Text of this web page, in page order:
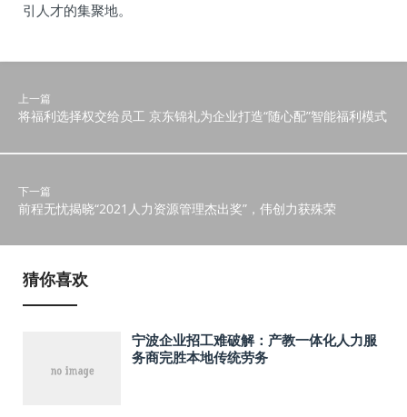
引人才的集聚地。
上一篇
将福利选择权交给员工 京东锦礼为企业打造“随心配”智能福利模式
下一篇
前程无忧揭晓“2021人力资源管理杰出奖”，伟创力获殊荣
猜你喜欢
宁波企业招工难破解：产教一体化人力服
务商完胜本地传统劳务